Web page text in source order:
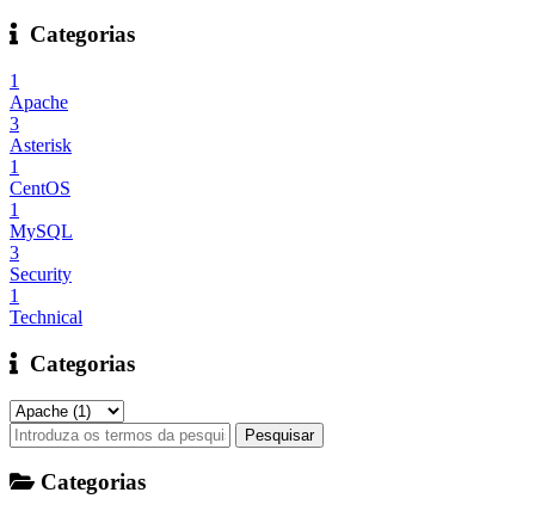
Categorias
1
Apache
3
Asterisk
1
CentOS
1
MySQL
3
Security
1
Technical
Categorias
Categorias